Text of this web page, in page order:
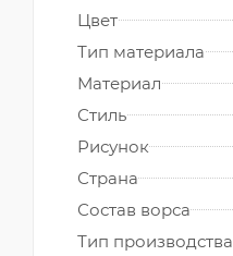
Цвет
Тип материала
Материал
Стиль
Рисунок
Страна
Состав ворса
Тип производства